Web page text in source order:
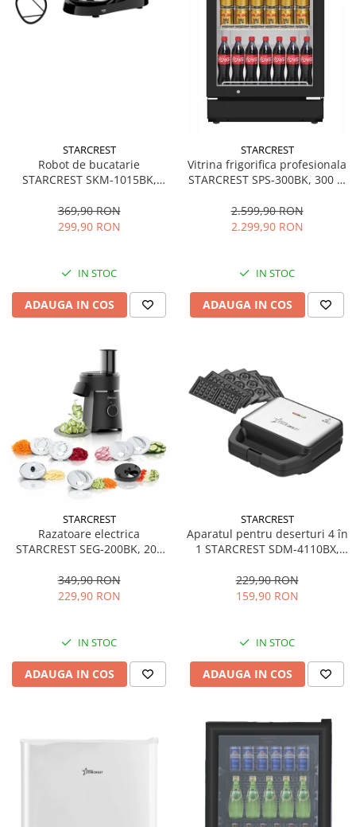
STARCREST
Robot de bucatarie
STARCREST SKM-1015BK,
Accesorii, 10 Viteze + Pulse,
Negru
369,90 RON
299,90 RON
IN STOC
ADAUGA IN COS
STARCREST
Vitrina frigorifica profesionala
STARCREST SPS-300BK, 300 L,
LED, H 169.5 cm, Negru
2.599,90 RON
2.299,90 RON
IN STOC
ADAUGA IN COS
STARCREST
Razatoare electrica
STARCREST SEG-200BK, 200
349,90 RON
229,90 RON
IN STOC
ADAUGA IN COS
STARCREST
Aparatul pentru deserturi 4 în
1 STARCREST SDM-4110BX,
invelis ceramic pentru vafe,
nuci, gogosi si smile
229,90 RON
159,90 RON
IN STOC
ADAUGA IN COS